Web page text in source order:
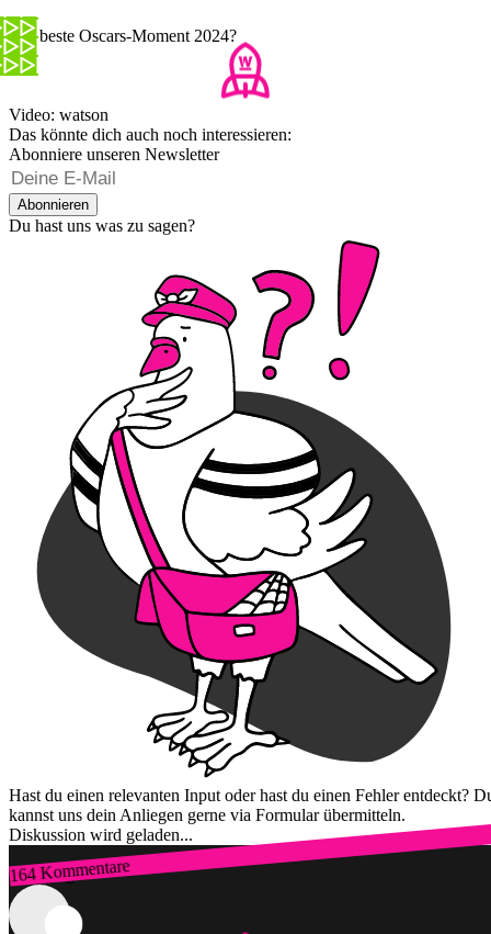
Der beste Oscars-Moment 2024?
Video: watson
Das könnte dich auch noch interessieren:
Abonniere unseren Newsletter
Abonnieren
Du hast uns was zu sagen?
Hast du einen relevanten Input oder hast du einen Fehler entdeckt?
kannst uns dein Anliegen gerne via Formular übermitteln.
Diskussion wird geladen...
164 Kommentare
Zum Login